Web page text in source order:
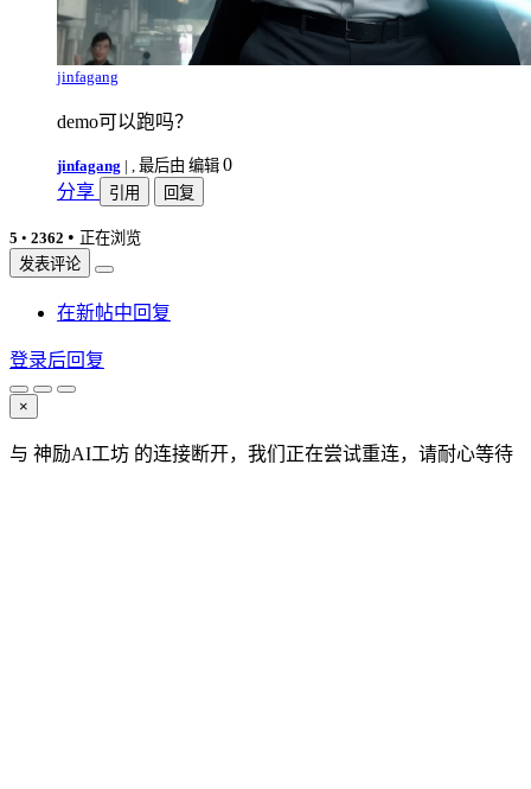
jinfagang
demo可以跑吗？
jinfagang | , 最后由 编辑 0
分享
引用 回复
5 • 2362 • 正在浏览
发表评论
在新帖中回复
登录后回复
×
与 神励AI工坊 的连接断开，我们正在尝试重连，请耐心等待